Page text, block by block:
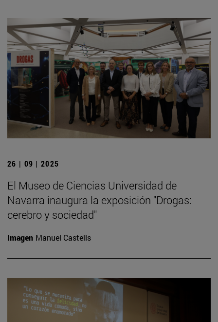
26 | 09 | 2025
El Museo de Ciencias Universidad de
Navarra inaugura la exposición "Drogas:
cerebro y sociedad"
Imagen Manuel Castells